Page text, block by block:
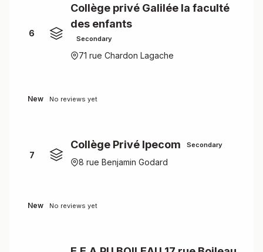
6
Collège privé Galilée la faculté
des enfants
Secondary
71 rue Chardon Lagache
New No reviews yet
7
Collège Privé Ipecom Secondary
8 rue Benjamin Godard
New No reviews yet